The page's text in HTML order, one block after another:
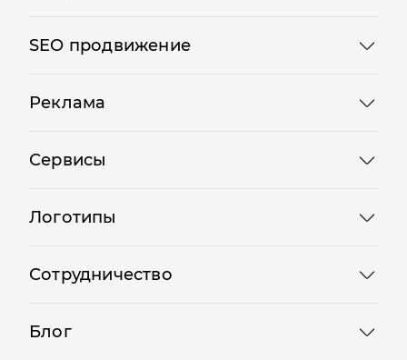
SEO продвижение
Реклама
Сервисы
Логотипы
Сотрудничество
Блог